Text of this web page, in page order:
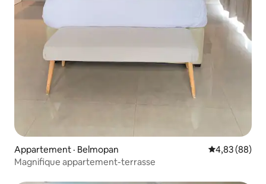
Appartement · Belmopan Note
4,83 (88)
Magnifique appartement-terrasse